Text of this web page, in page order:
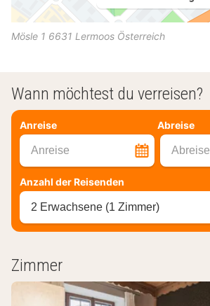
Mösle 1 6631 Lermoos Österreich
Wann möchtest du verreisen?
Anreise Abreise
Anreise Abreise
Anzahl der Reisenden
2 Erwachsene (1 Zimmer)
Zimmer